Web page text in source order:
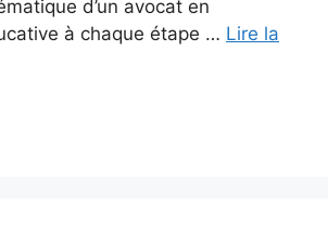
d’un avocat en
à chaque étape … Lire la